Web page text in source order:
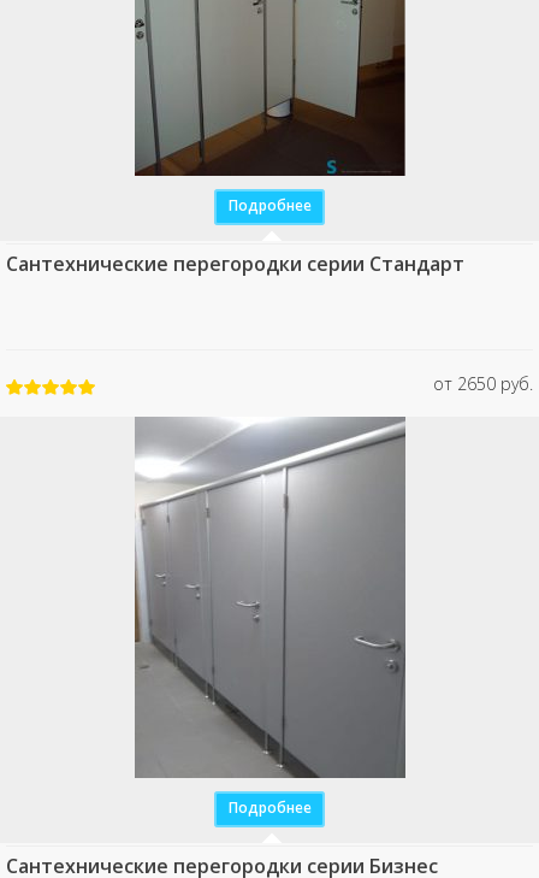
Подробнее
Сантехнические перегородки серии Стандарт
от 2650 руб.
Подробнее
Сантехнические перегородки серии Бизнес